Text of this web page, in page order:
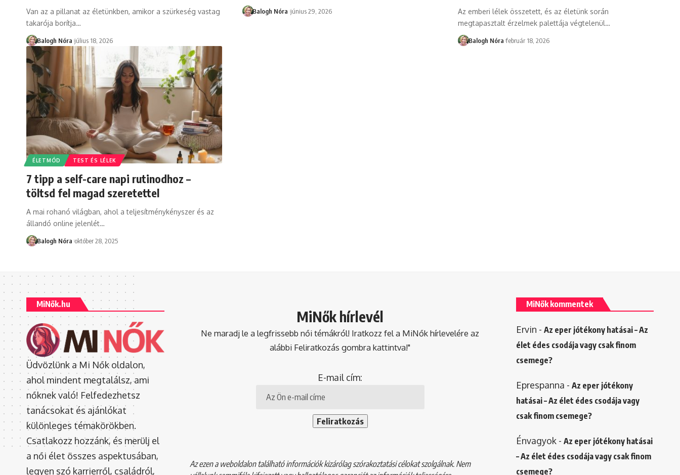
Van az a pillanat az életünkben, amikor a szürkeség vastag
takarója borítja…
Balogh Nóra július 18, 2026
Balogh Nóra június 29, 2026
Az emberi lélek összetett, és az életünk során
megtapasztalt érzelmek palettája végtelenül…
Balogh Nóra február 18, 2026
ÉLETMÓD TEST ÉS LÉLEK
7 tipp a self-care napi rutinodhoz –
töltsd fel magad szeretettel
A mai rohanó világban, ahol a teljesítménykényszer és az
állandó online jelenlét…
Balogh Nóra október 28, 2025
MiNők.hu
Üdvözlünk a Mi Nők oldalon,
ahol mindent megtalálsz, ami
nőknek való! Felfedezhetsz
tanácsokat és ajánlókat
különleges témakörökben.
Csatlakozz hozzánk, és merülj el
a női élet összes aspektusában,
legyen szó karrierről, családról,
MiNők hírlevél
Ne maradj le a legfrissebb női témákról! Iratkozz fel a MiNők hírlevelére az
alábbi Feliratkozás gombra kattintva!"
E-mail cím:
Az ezen a weboldalon található információk kizárólag szórakoztatási célokat szolgálnak. Nem
MiNők kommentek
Ervin - Az eper jótékony hatásai – Az
élet édes csodája vagy csak finom
csemege?
Eprespanna - Az eper jótékony
hatásai – Az élet édes csodája vagy
csak finom csemege?
Énvagyok- Az eper jótékony hatásai
– Az élet édes csodája vagy csak finom
csemege?